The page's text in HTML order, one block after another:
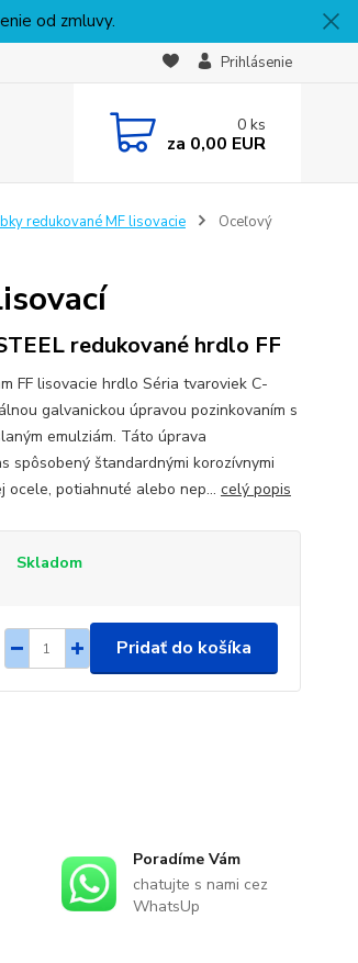
od zmluvy.
Prihlásenie
0 ks
za 0,00 EUR
redukované MF lisovacie
Oceľový
redukované hrdlo FF
FF lisovacie hrdlo Séria tvaroviek C-
galvanickou úpravou pozinkovaním s
emulziám. Táto úprava
spôsobený štandardnými korozívnymi
ocele, potiahnuté alebo nep... celý popis
Skladom
Pridať do košíka
Poradíme Vám
chatujte s nami cez
WhatsUp